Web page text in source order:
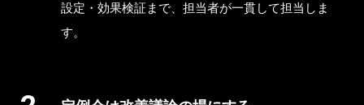
設定・効果検証まで、担当者が一貫して担当しま
す。